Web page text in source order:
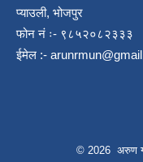
प्याउली, भोजपुर
फोन नं ः- ९८५२०८२३३३
ईमेल :-
© 2026 अरुण